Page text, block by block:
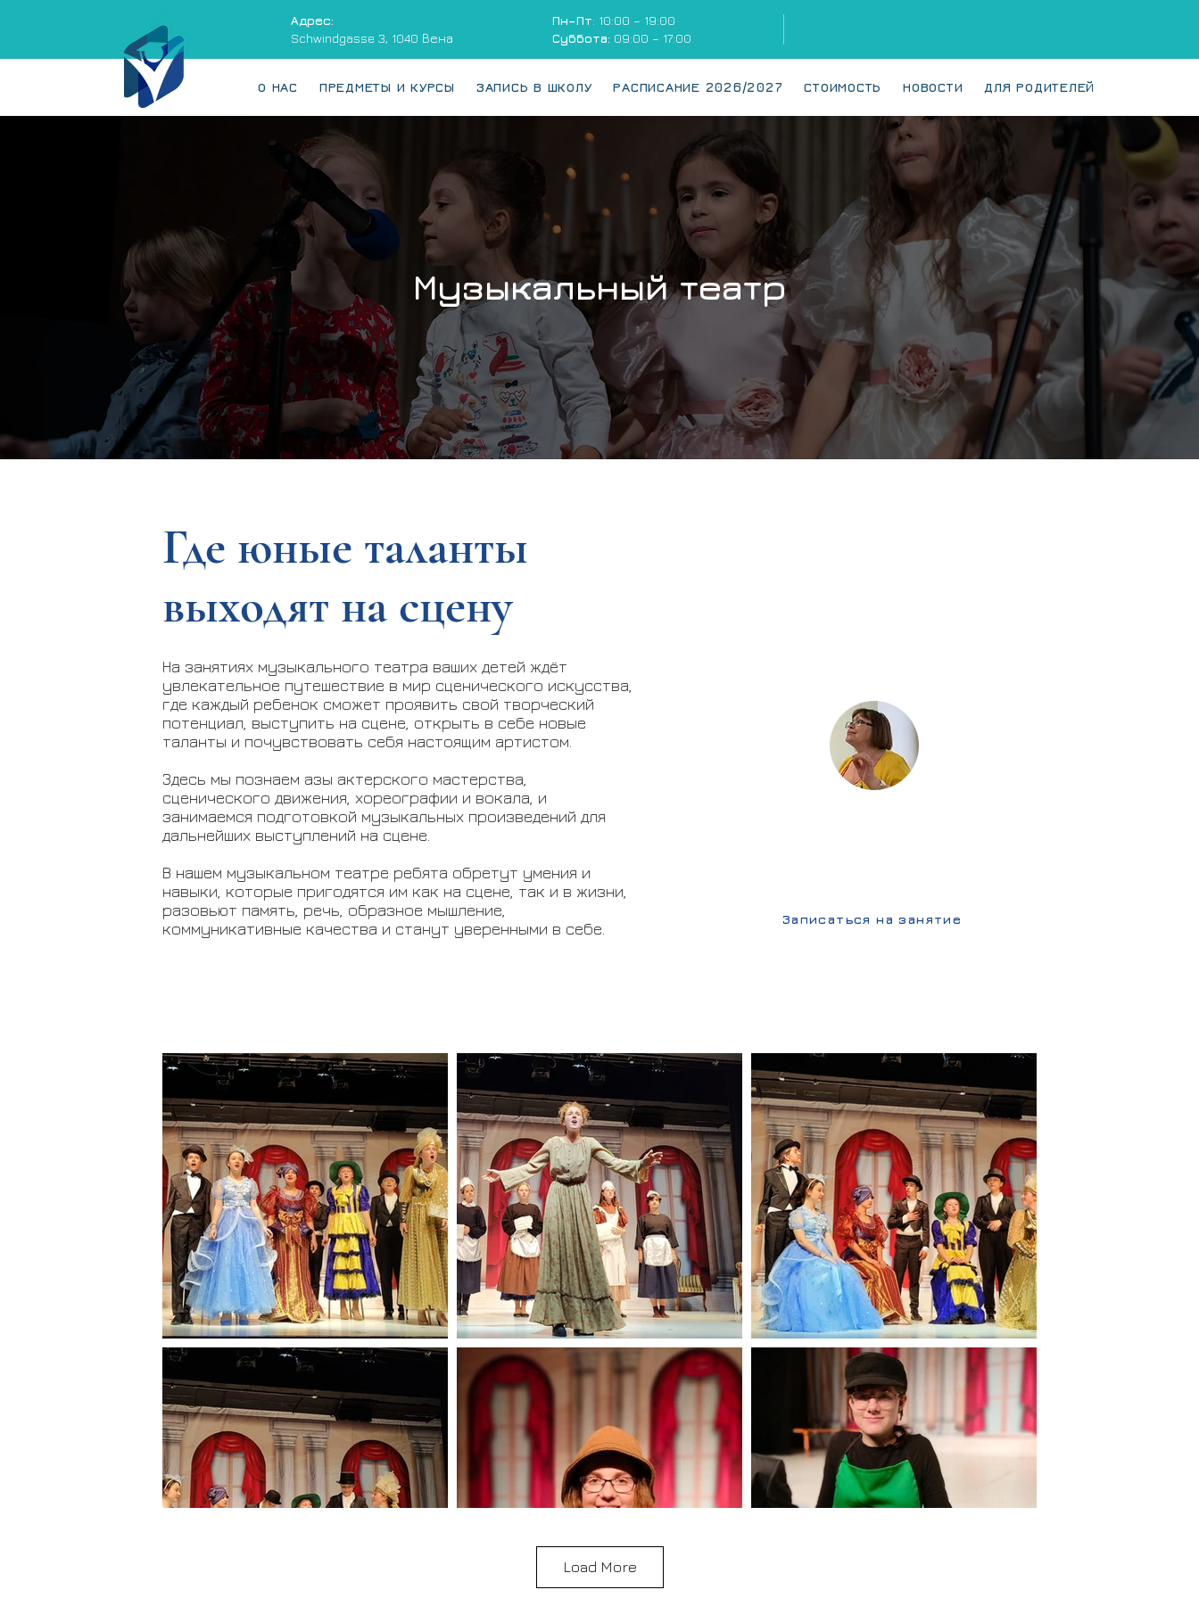
Адрес:
Schwindgasse 3, 1040 Вена
Пн–Пт: 10:00 – 19:00
Суббота: 09:00 – 17:00
О НАС ПРЕДМЕТЫ И КУРСЫ ЗАПИСЬ В ШКОЛУ РАСПИСАНИЕ 2026/2027 СТОИМОСТЬ НОВОСТИ ДЛЯ РОДИТЕЛЕЙ
Музыкальный театр
Где юные таланты
выходят на сцену
На занятиях музыкального театра ваших детей ждёт
увлекательное путешествие в мир сценического искусства,
где каждый ребенок сможет проявить свой творческий
потенциал, выступить на сцене, открыть в себе новые
таланты и почувствовать себя настоящим артистом.
Здесь мы познаем азы актерского мастерства,
сценического движения, хореографии и вокала, и
занимаемся подготовкой музыкальных произведений для
дальнейших выступлений на сцене.
В нашем музыкальном театре ребята обретут умения и
навыки, которые пригодятся им как на сцене, так и в жизни,
разовьют память, речь, образное мышление,
коммуникативные качества и станут уверенными в себе.
Записаться на занятие
Load More